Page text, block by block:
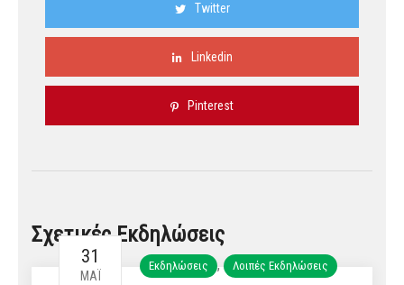
Twitter
Linkedin
Pinterest
Σχετικές Εκδηλώσεις
31
ΜΆΙ
Εκδηλώσεις , Λοιπές Εκδηλώσεις